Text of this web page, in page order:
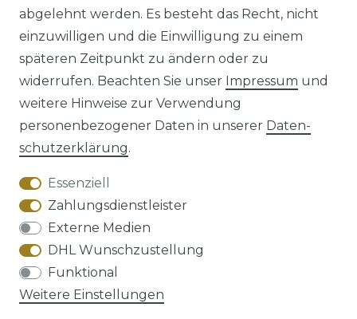
Impressum Daten­schutz­erklärung
AGB Barrierefreiheitserklärung
Widerrufs­recht
abgelehnt werden. Es besteht das Recht, nicht
einzuwilligen und die Einwilligung zu einem
späteren Zeitpunkt zu ändern oder zu
widerrufen. Beachten Sie unser Impressum und
weitere Hinweise zur Verwendung
personenbezogener Daten in unserer Daten­
schutz­erklärung.
Essenziell
Zahlungsdienstleister
Externe Medien
DHL Wunschzustellung
Funktional
Weitere Einstellungen